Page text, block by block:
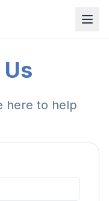
here to help